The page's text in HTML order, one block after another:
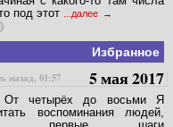
под этот ...далее
Избранное
назад, 01:57
5 мая 2017
четырёх до восьми Я
воспоминания людей,